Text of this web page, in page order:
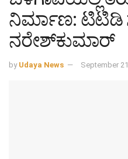
ನಿರ್ಮಾಣ: ಟಿಟಿಡಿ
ನರೇಶ್‌ಕುಮಾರ್‌
by Udaya News September